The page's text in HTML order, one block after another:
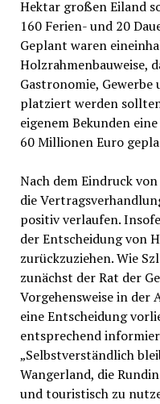
Hektar großen Eiland
160 Ferien- und 20
Geplant waren
Holzrahmenbauweise,
Gastronomie,
platziert werden
eigenem Bekunden
60 Millionen Euro
Nach dem Eindruck
die
positiv verlaufen.
der Entscheidung von
zurückzuziehen. Wie
zunächst der Rat der
Vorgehensweise in der
eine Entscheidung
entsprechend
„Selbstverständlich
Wangerland, die
und touristisch zu